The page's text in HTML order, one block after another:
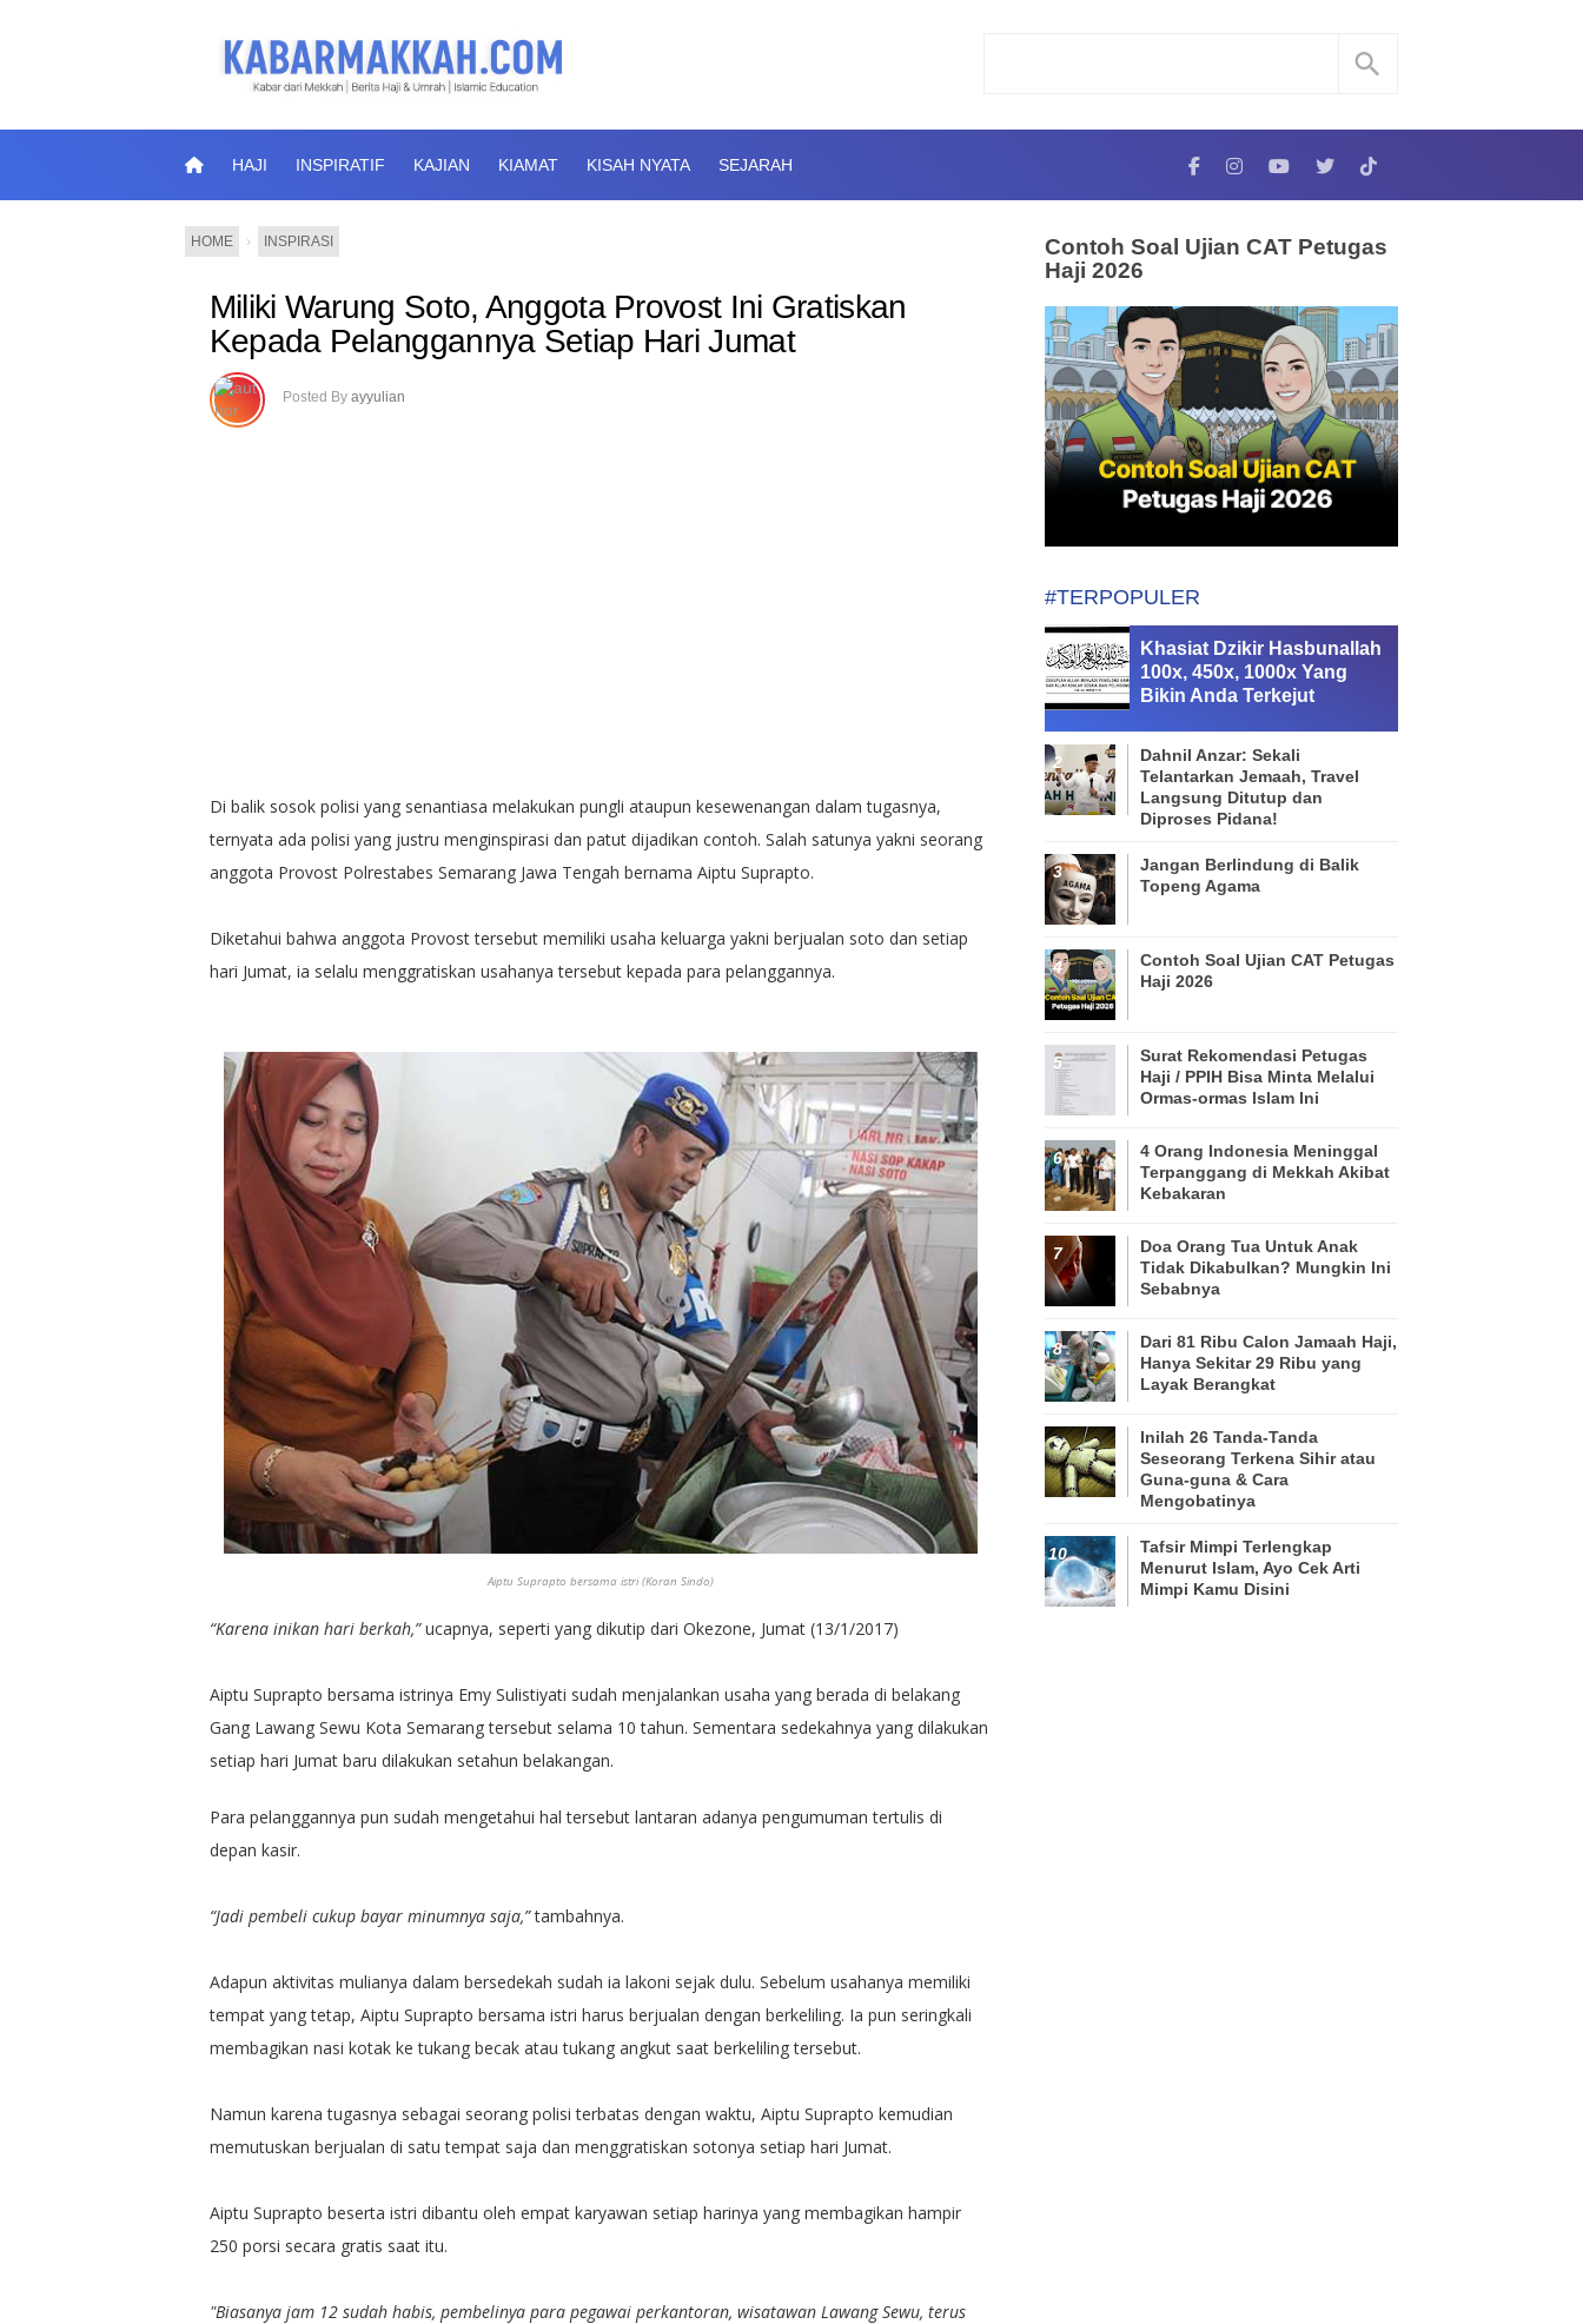
HAJI INSPIRATIF KAJIAN KIAMAT KISAH NYATA SEJARAH
HOME › INSPIRASI
Miliki Warung Soto, Anggota Provost Ini Gratiskan
Kepada Pelanggannya Setiap Hari Jumat
Posted By ayyulian
Di balik sosok polisi yang senantiasa melakukan pungli ataupun kesewenangan dalam tugasnya,
ternyata ada polisi yang justru menginspirasi dan patut dijadikan contoh. Salah satunya yakni seorang
anggota Provost Polrestabes Semarang Jawa Tengah bernama Aiptu Suprapto.
Diketahui bahwa anggota Provost tersebut memiliki usaha keluarga yakni berjualan soto dan setiap
hari Jumat, ia selalu menggratiskan usahanya tersebut kepada para pelanggannya.
Aiptu Suprapto bersama istri (Koran Sindo)
“Karena inikan hari berkah,”ucapnya, seperti yang dikutip dari Okezone, Jumat (13/1/2017)
Aiptu Suprapto bersama istrinya Emy Sulistiyati sudah menjalankan usaha yang berada di belakang
Gang Lawang Sewu Kota Semarang tersebut selama 10 tahun. Sementara sedekahnya yang dilakukan
setiap hari Jumat baru dilakukan setahun belakangan.
Para pelanggannya pun sudah mengetahui hal tersebut lantaran adanya pengumuman tertulis di
depan kasir.
“Jadi pembeli cukup bayar minumnya saja,”tambahnya.
Adapun aktivitas mulianya dalam bersedekah sudah ia lakoni sejak dulu. Sebelum usahanya memiliki
tempat yang tetap, Aiptu Suprapto bersama istri harus berjualan dengan berkeliling. Ia pun seringkali
membagikan nasi kotak ke tukang becak atau tukang angkut saat berkeliling tersebut.
Namun karena tugasnya sebagai seorang polisi terbatas dengan waktu, Aiptu Suprapto kemudian
memutuskan berjualan di satu tempat saja dan menggratiskan sotonya setiap hari Jumat.
Aiptu Suprapto beserta istri dibantu oleh empat karyawan setiap harinya yang membagikan hampir
250 porsi secara gratis saat itu.
"Biasanya jam 12 sudah habis, pembelinya para pegawai perkantoran, wisatawan Lawang Sewu, terus
Contoh Soal Ujian CAT Petugas
Haji 2026
#TERPOPULER
Khasiat Dzikir Hasbunallah
100x, 450x, 1000x Yang
Bikin Anda Terkejut
Dahnil Anzar: Sekali
Telantarkan Jemaah, Travel
Langsung Ditutup dan
Diproses Pidana!
Jangan Berlindung di Balik
Topeng Agama
Contoh Soal Ujian CAT Petugas
Haji 2026
Surat Rekomendasi Petugas
Haji / PPIH Bisa Minta Melalui
Ormas-ormas Islam Ini
4 Orang Indonesia Meninggal
Terpanggang di Mekkah Akibat
Kebakaran
Doa Orang Tua Untuk Anak
Tidak Dikabulkan? Mungkin Ini
Sebabnya
Dari 81 Ribu Calon Jamaah Haji,
Hanya Sekitar 29 Ribu yang
Layak Berangkat
Inilah 26 Tanda-Tanda
Seseorang Terkena Sihir atau
Guna-guna & Cara
Mengobatinya
Tafsir Mimpi Terlengkap
Menurut Islam, Ayo Cek Arti
Mimpi Kamu Disini